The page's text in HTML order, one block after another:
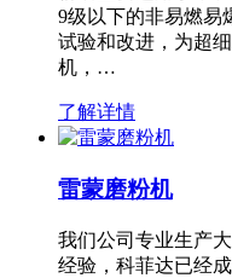
9级以下的非易燃易
试验和改进，为超
机，…
了解详情
雷蒙磨粉机
我们公司专业生产
经验，科菲达已经